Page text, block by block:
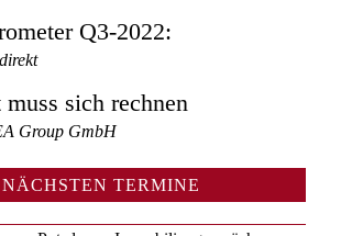
Q3-2022:
sich rechnen
Group GmbH
TERMINE